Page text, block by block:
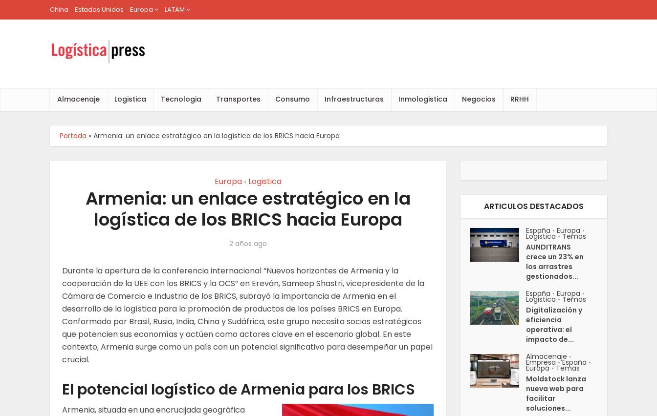
China Estados Unidos Europa LATAM
Almacenaje Logistica Tecnologia Transportes Consumo Infraestructuras Inmologistica Negocios RRHH
Portada » Armenia: un enlace estratégico en la logística de los BRICS hacia Europa
Europa • Logistica
Armenia: un enlace estratégico en la
logística de los BRICS hacia Europa
2 años ago
Durante la apertura de la conferencia internacional “Nuevos horizontes de Armenia y la
cooperación de la UEE con los BRICS y la OCS” en Ereván, Sameep Shastri, vicepresidente de la
Cámara de Comercio e Industria de los BRICS, subrayó la importancia de Armenia en el
desarrollo de la logística para la promoción de productos de los países BRICS en Europa.
Conformado por Brasil, Rusia, India, China y Sudáfrica, este grupo necesita socios estratégicos
que potencien sus economías y actúen como actores clave en el escenario global. En este
contexto, Armenia surge como un país con un potencial significativo para desempeñar un papel
crucial.
El potencial logístico de Armenia para los BRICS
Armenia, situada en una encrucijada geográfica
ARTICULOS DESTACADOS
España • Europa •
Logistica • Temas
AUNDITRANS
crece un 23% en
los arrastres
gestionados...
España • Europa •
Logistica • Temas
Digitalización y
eficiencia
operativa: el
impacto de...
Almacenaje •
Empresa • España •
Europa • Temas
Moldstock lanza
nueva web para
facilitar
soluciones...